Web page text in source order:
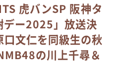
・・
ティ！～ やすとものいたっ
虎バンSP 阪神タ
デー2025」放送決
文仁を同級生の秋
の川上千尋＆